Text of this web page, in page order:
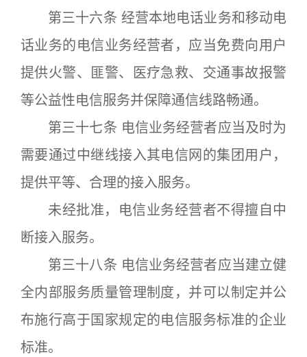
第三十六条 经营本地电话业务和移动电
话业务的电信业务经营者，应当免费向用户
提供火警、匪警、医疗急救、交通事故报警
等公益性电信服务并保障通信线路畅通。
第三十七条 电信业务经营者应当及时为
需要通过中继线接入其电信网的集团用户，
提供平等、合理的接入服务。
未经批准，电信业务经营者不得擅自中
断接入服务。
第三十八条 电信业务经营者应当建立健
全内部服务质量管理制度，并可以制定并公
布施行高于国家规定的电信服务标准的企业
标准。